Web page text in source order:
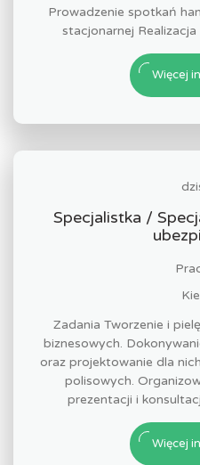
Prowadzenie spotkań
stacjonarnej
Więcej
Specjalistka /
Zadania Tworzenie i
biznesowych.
oraz projektowanie dla
polisowych.
prezentacji i
Więcej